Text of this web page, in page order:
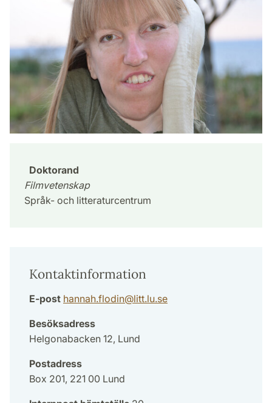
Doktorand
Filmvetenskap
Språk- och litteraturcentrum
Kontaktinformation
E-post hannah.flodin@litt.lu.se
Besöksadress
Helgonabacken 12, Lund
Postadress
Box 201, 221 00 Lund